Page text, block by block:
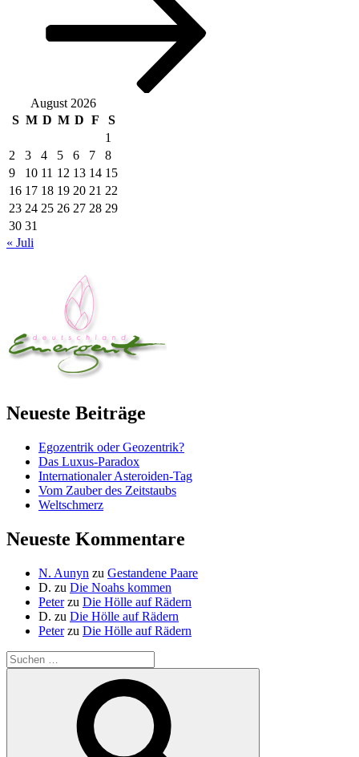
August 2026
S M D M D F
S
1
2
3 4 5 6 7
8
9
10 11 12 13 14 15
16 17 18 19 20 21 22
23 24 25 26 27 28 29
30 31
« Juli
Neueste Beiträge
Egozentrik oder Geozentrik?
Das Luxus-Paradox
Internationaler Asteroiden-Tag
Vom Zauber des Zeitstaubs
Weltschmerz
Neueste Kommentare
N. Aunyn zu Gestandene Paare
D. zu Die Noahs kommen
Peterzu Die Hölle auf Rädern
D. zu Die Hölle auf Rädern
Peterzu Die Hölle auf Rädern
Suche
nach: